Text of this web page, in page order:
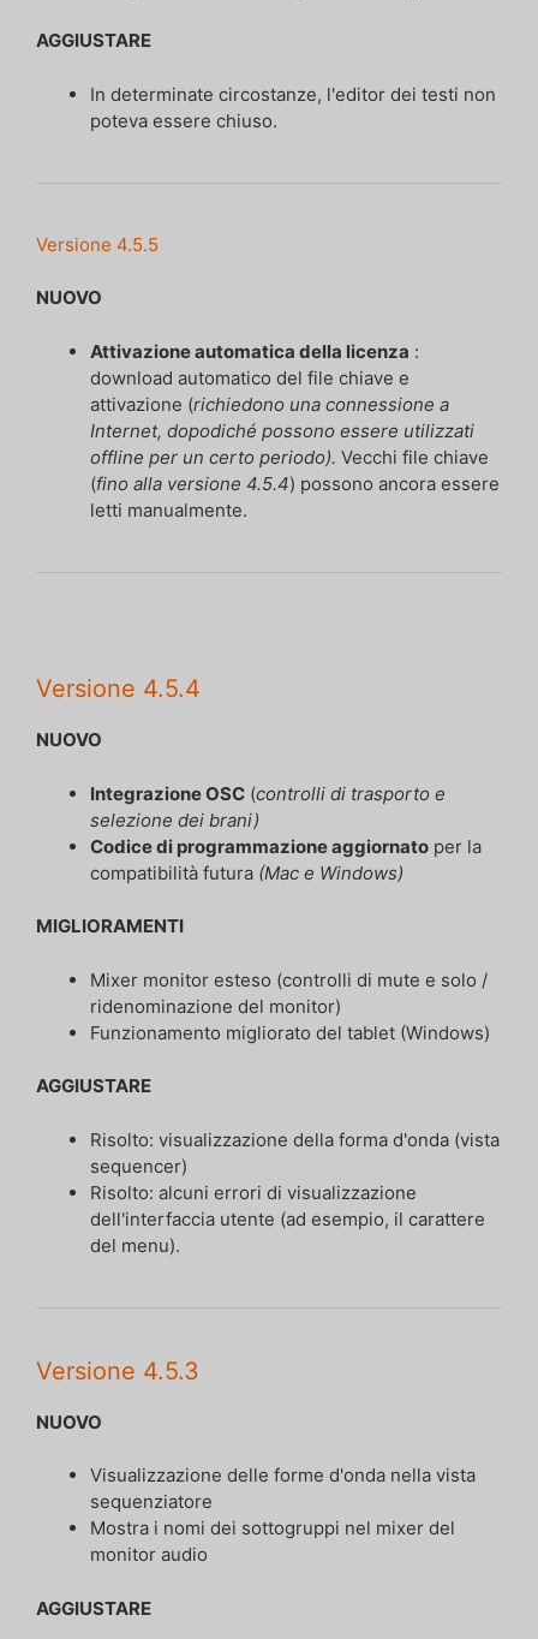
AGGIUSTARE
In determinate circostanze, l'editor dei testi non
poteva essere chiuso.
Versione 4.5.5
NUOVO
Attivazione automatica della licenza :
download automatico del file chiave e
attivazione (richiedono una connessione a
Internet, dopodiché possono essere utilizzati
offline per un certo periodo). Vecchi file chiave
(fino alla versione 4.5.4) possono ancora essere
letti manualmente.
Versione 4.5.4
NUOVO
Integrazione OSC (controlli di trasporto e
selezione dei brani)
Codice di programmazione aggiornato per la
compatibilità futura (Mac e Windows)
MIGLIORAMENTI
Mixer monitor esteso (controlli di mute e solo /
ridenominazione del monitor)
Funzionamento migliorato del tablet (Windows)
AGGIUSTARE
Risolto: visualizzazione della forma d'onda (vista
sequencer)
Risolto: alcuni errori di visualizzazione
dell'interfaccia utente (ad esempio, il carattere
del menu).
Versione 4.5.3
NUOVO
Visualizzazione delle forme d'onda nella vista
sequenziatore
Mostra i nomi dei sottogruppi nel mixer del
monitor audio
AGGIUSTARE